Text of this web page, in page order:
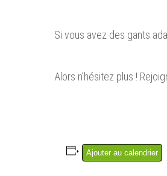
Si vous avez des gants
Alors n’hésitez plus !
Ajouter au calendrier